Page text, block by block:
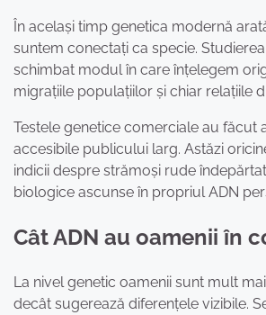
În același timp genetica modernă
suntem conectați ca specie.
schimbat modul în care înțelegem
migrațiile populațiilor și chiar relațiile
Testele genetice comerciale au făcut
accesibile publicului larg. Astăzi
indicii despre strămoși rude
biologice ascunse în propriul ADN
Cât ADN au oamenii în
La nivel genetic oamenii sunt mult
decât sugerează diferențele vizibile.